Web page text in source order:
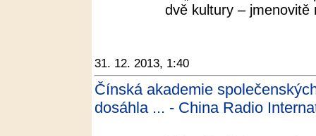
dvě kultury – jmenovitě
31. 12. 2013, 1:40
Čínská akademie
dosáhla ... - China Radio